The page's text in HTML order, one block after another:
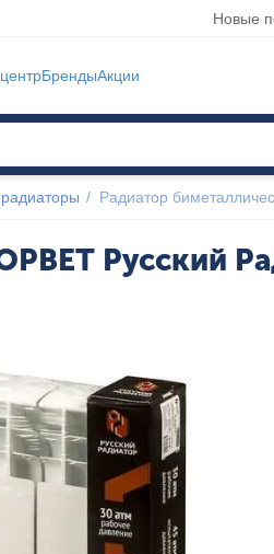
Новые
БрендыАкции
/ Радиатор
Русский